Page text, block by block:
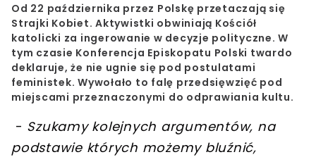
Od 22 października przez Polskę przetaczają się
Strajki Kobiet. Aktywistki obwiniają Kościół
katolicki za ingerowanie w decyzje polityczne. W
tym czasie Konferencja Episkopatu Polski twardo
deklaruje, że nie ugnie się pod postulatami
feministek. Wywołało to falę przedsięwzięć pod
miejscami przeznaczonymi do odprawiania kultu.
- Szukamy kolejnych argumentów, na
podstawie których możemy bluźnić,